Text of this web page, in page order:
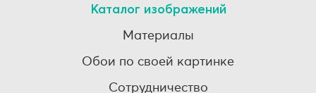
Каталог изображений
Материалы
Обои по своей картинке
Сотрудничество